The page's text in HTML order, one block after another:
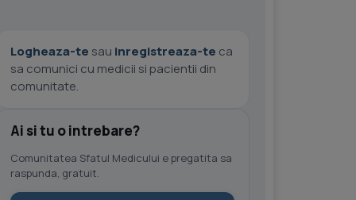
Logheaza-te sau inregistreaza-te ca
sa comunici cu medicii si pacientii din
comunitate.
Ai si tu o intrebare?
Comunitatea Sfatul Medicului e pregatita sa
raspunda, gratuit.